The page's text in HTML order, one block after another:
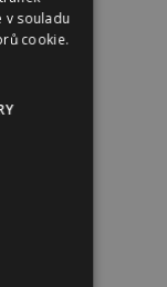
v souladu
cookie.